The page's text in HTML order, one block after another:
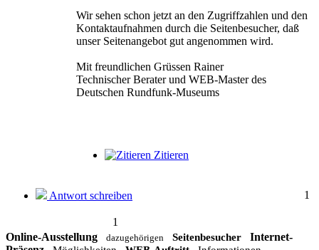
Wir sehen schon jetzt an den Zugriffzahlen und den
Kontaktaufnahmen durch die Seitenbesucher, daß
unser Seitenangebot gut angenommen wird.
Mit freundlichen Grüssen Rainer
Technischer Berater und WEB-Master des
Deutschen Rundfunk-Museums
Zitieren
Antwort schreiben 1
1
Online-Ausstellung
dazugehörigen Seitenbesucher
Internet-